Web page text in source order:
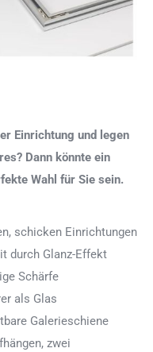
Einrichtung und legen
Dann könnte ein
Wahl für Sie sein.
schicken Einrichtungen
durch Glanz-Effekt
Schärfe
als Glas
Galerieschiene
zwei